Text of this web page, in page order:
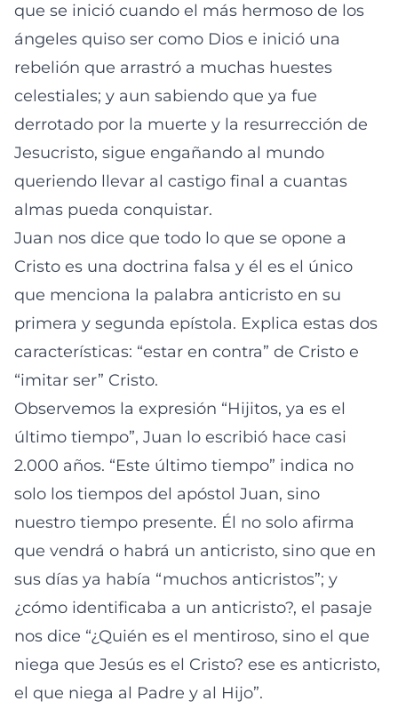
que se inició cuando el más hermoso de los
ángeles quiso ser como Dios e inició una
rebelión que arrastró a muchas huestes
celestiales; y aun sabiendo que ya fue
derrotado por la muerte y la resurrección de
Jesucristo, sigue engañando al mundo
queriendo llevar al castigo final a cuantas
almas pueda conquistar.
Juan nos dice que todo lo que se opone a
Cristo es una doctrina falsa y él es el único
que menciona la palabra anticristo en su
primera y segunda epístola. Explica estas dos
características: “estar en contra” de Cristo e
“imitar ser” Cristo.
Observemos la expresión “Hijitos, ya es el
último tiempo”, Juan lo escribió hace casi
2.000 años. “Este último tiempo” indica no
solo los tiempos del apóstol Juan, sino
nuestro tiempo presente. Él no solo afirma
que vendrá o habrá un anticristo, sino que en
sus días ya había “muchos anticristos”; y
¿cómo identificaba a un anticristo?, el pasaje
nos dice “¿Quién es el mentiroso, sino el que
niega que Jesús es el Cristo? ese es anticristo,
el que niega al Padre y al Hijo”.